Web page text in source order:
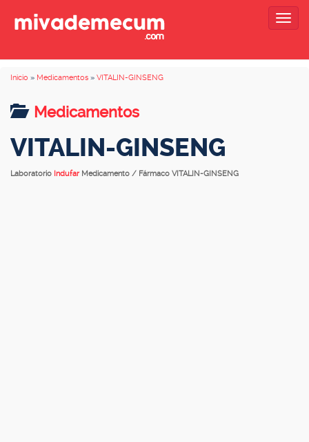
Inicio » Medicamentos » VITALIN-GINSENG
Medicamentos
VITALIN-GINSENG
Laboratorio Indufar Medicamento / Fármaco VITALIN-GINSENG